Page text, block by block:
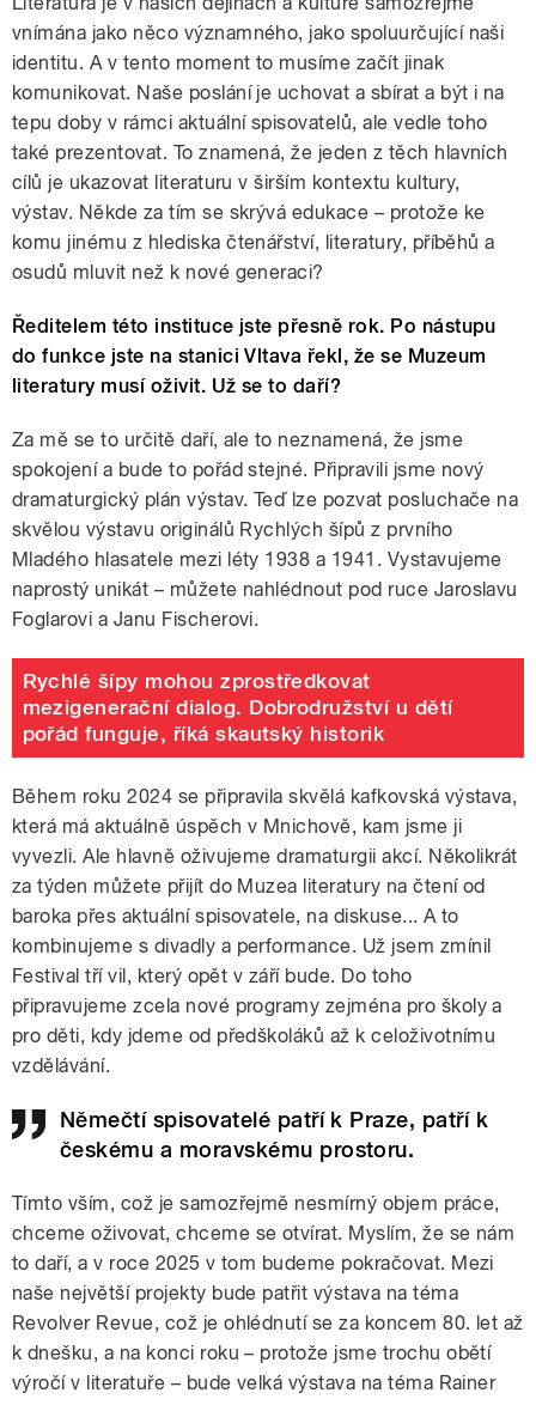
vnímána jako něco významného, jako spoluurčující naši
identitu. A v tento moment to musíme začít jinak
komunikovat. Naše poslání je uchovat a sbírat a být i na
tepu doby v rámci aktuální spisovatelů, ale vedle toho
také prezentovat. To znamená, že jeden z těch hlavních
cílů je ukazovat literaturu v širším kontextu kultury,
výstav. Někde za tím se skrývá edukace – protože ke
komu jinému z hlediska čtenářství, literatury, příběhů a
osudů mluvit než k nové generaci?
Ředitelem této instituce jste přesně rok. Po nástupu
do funkce jste na stanici Vltava řekl, že se Muzeum
literatury musí oživit. Už se to daří?
Za mě se to určitě daří, ale to neznamená, že jsme
spokojení a bude to pořád stejné. Připravili jsme nový
dramaturgický plán výstav. Teď lze pozvat posluchače na
skvělou výstavu originálů Rychlých šípů z prvního
Mladého hlasatele mezi léty 1938 a 1941. Vystavujeme
naprostý unikát – můžete nahlédnout pod ruce Jaroslavu
Foglarovi a Janu Fischerovi.
Rychlé šípy mohou zprostředkovat
mezigenerační dialog. Dobrodružství u dětí
pořád funguje, říká skautský historik
Během roku 2024 se připravila skvělá kafkovská výstava,
která má aktuálně úspěch v Mnichově, kam jsme ji
vyvezli. Ale hlavně oživujeme dramaturgii akcí. Několikrát
za týden můžete přijít do Muzea literatury na čtení od
baroka přes aktuální spisovatele, na diskuse... A to
kombinujeme s divadly a performance. Už jsem zmínil
Festival tří vil, který opět v září bude. Do toho
připravujeme zcela nové programy zejména pro školy a
pro děti, kdy jdeme od předškoláků až k celoživotnímu
vzdělávání.
Němečtí spisovatelé patří k Praze, patří k
českému a moravskému prostoru.
Tímto vším, což je samozřejmě nesmírný objem práce,
chceme oživovat, chceme se otvírat. Myslím, že se nám
to daří, a v roce 2025 v tom budeme pokračovat. Mezi
naše největší projekty bude patřit výstava na téma
Revolver Revue, což je ohlédnutí se za koncem 80. let až
k dnešku, a na konci roku – protože jsme trochu obětí
výročí v literatuře – bude velká výstava na téma Rainer